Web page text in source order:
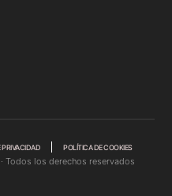
PRIVACIDAD POLÍTICA DE COOKIES
Todos los derechos reservados